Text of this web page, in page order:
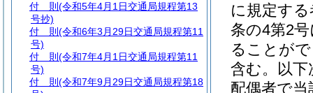
に規定す
条の4第2
ることが
含む。以
配偶者で
付 則 (令和5年4月1日交通局規程第13
号抄)
付 則 (令和6年3月29日交通局規程第11
号)
付 則 (令和7年4月1日交通局規程第11
号)
付 則 (令和7年9月29日交通局規程第18